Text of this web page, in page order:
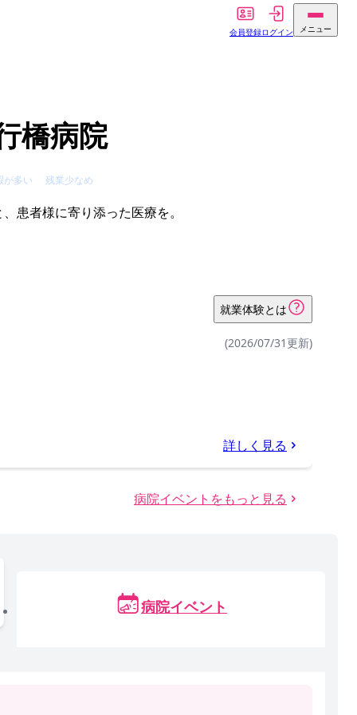
会員登録ログイン メニュー
橋病院
が多い 残業少なめ
患者様に寄り添った医療を。
就業体験とは
(2026/07/31更新)
詳しく見る
病院イベントをもっと見る
病院イベント